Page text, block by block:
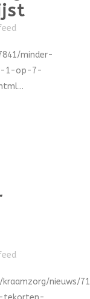
minder-
1-op-7-
nieuws/